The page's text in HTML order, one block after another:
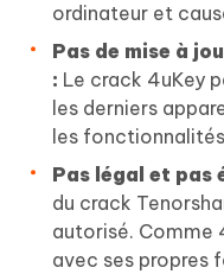
ordinateur et
Pas de mise à
: Le crack 4uKey
les derniers
les
Pas légal et pas
du crack
autorisé. Comme
avec ses propres